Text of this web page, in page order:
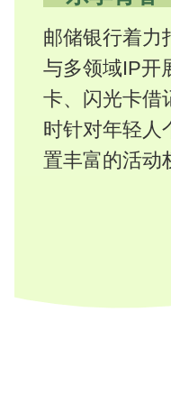
邮储银行着力
与多领域IP开
卡、闪光卡借
时针对年轻人
置丰富的活动